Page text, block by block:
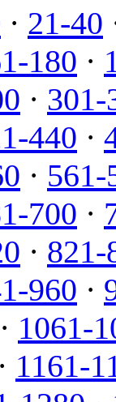
· 21-40
180 ·
· 301-
440 ·
· 561-
700 ·
· 821-
960 ·
· 1061-
· 1161-